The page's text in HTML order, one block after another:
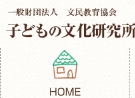
HOME